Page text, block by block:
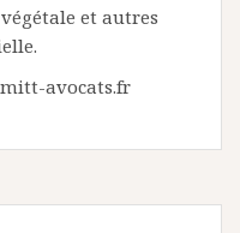
et autres
avocats.fr